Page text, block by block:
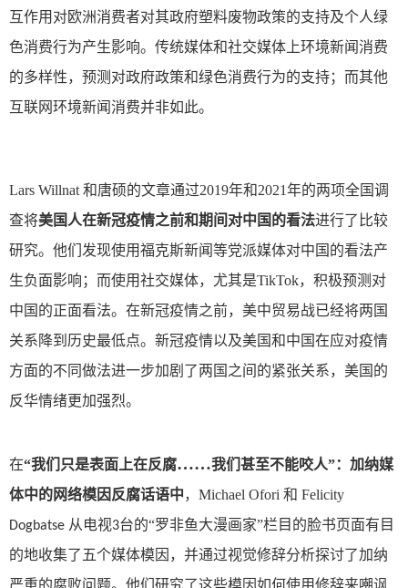
互作用对欧洲消费者对其政府塑料废物政策的支持及个人绿
色消费行为产生影响。传统媒体和社交媒体上环境新闻消费
的多样性，预测对政府政策和绿色消费行为的支持；而其他
互联网环境新闻消费并非如此。
Lars Willnat 和唐硕的文章通过2019年和2021年的两项全国调
查将美国人在新冠疫情之前和期间对中国的看法进行了比较
研究。他们发现使用福克斯新闻等党派媒体对中国的看法产
生负面影响；而使用社交媒体，尤其是TikTok，积极预测对
中国的正面看法。在新冠疫情之前，美中贸易战已经将两国
关系降到历史最低点。新冠疫情以及美国和中国在应对疫情
方面的不同做法进一步加剧了两国之间的紧张关系，美国的
反华情绪更加强烈。
在“我们只是表面上在反腐……我们甚至不能咬人”：加纳媒
体中的网络模因反腐话语中， Michael Ofori 和 Felicity
Dogbatse 从电视3台的“罗非鱼大漫画家”栏目的脸书页面有目
的地收集了五个媒体模因，并通过视觉修辞分析探讨了加纳
严重的腐败问题。他们研究了这些模因如何使用修辞来嘲讽